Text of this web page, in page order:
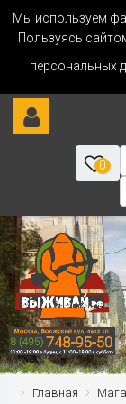
Мы используем
Пользуясь
персональных
0
Главная